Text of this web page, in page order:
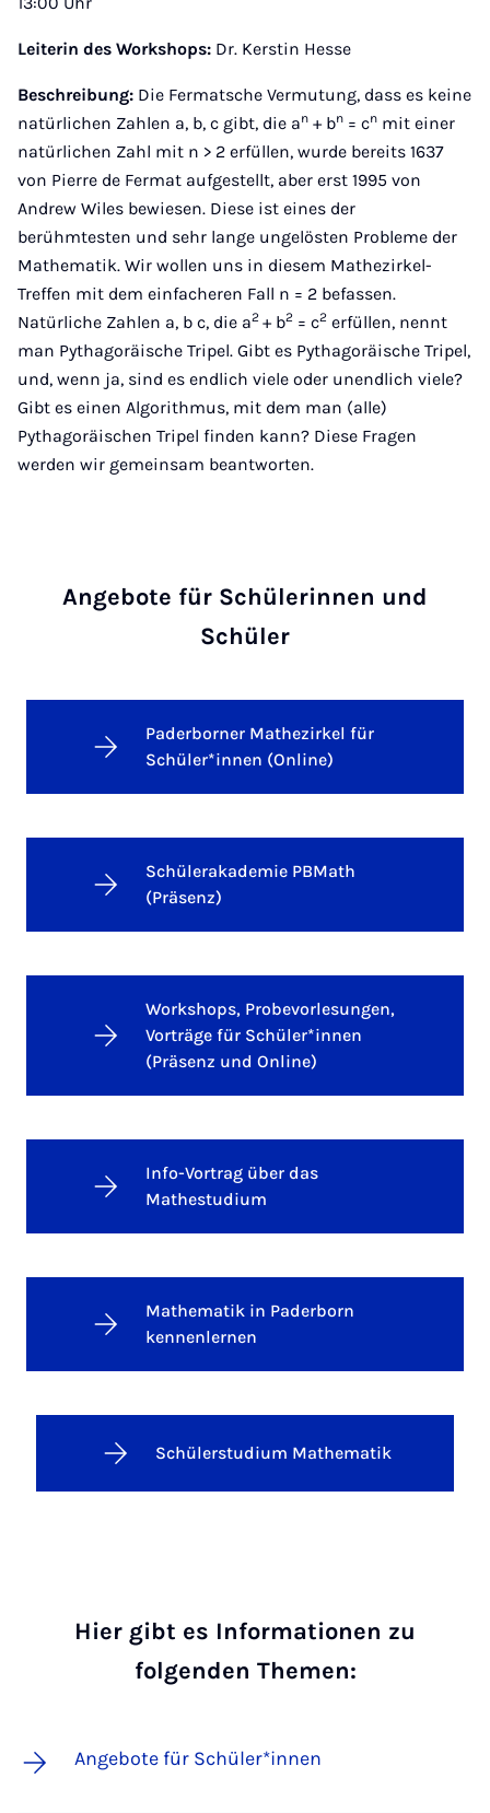
Leiterin des Workshops: Dr. Kerstin Hesse
Beschreibung: Die Fermatsche Vermutung, dass es keine
natürlichen Zahlen a, b, c gibt, die an + bn = cn mit einer
natürlichen Zahl mit n > 2 erfüllen, wurde bereits 1637
von Pierre de Fermat aufgestellt, aber erst 1995 von
Andrew Wiles bewiesen. Diese ist eines der
berühmtesten und sehr lange ungelösten Probleme der
Mathematik. Wir wollen uns in diesem Mathezirkel-
Treffen mit dem einfacheren Fall n = 2 befassen.
Natürliche Zahlen a, b c, die a2 + b2 = c2 erfüllen, nennt
man Pythagoräische Tripel. Gibt es Pythagoräische Tripel,
und, wenn ja, sind es endlich viele oder unendlich viele?
Gibt es einen Algorithmus, mit dem man (alle)
Pythagoräischen Tripel finden kann? Diese Fragen
werden wir gemeinsam beantworten.
Angebote für Schülerinnen und
Schüler
Paderborner Mathezirkel für
Schüler*innen (Online)
Schülerakademie PBMath
(Präsenz)
Workshops, Probevorlesungen,
Vorträge für Schüler*innen
(Präsenz und Online)
Info-Vortrag über das
Mathestudium
Mathematik in Paderborn
kennenlernen
Schülerstudium Mathematik
Hier gibt es Informationen zu
folgenden Themen:
Angebote für Schüler*innen